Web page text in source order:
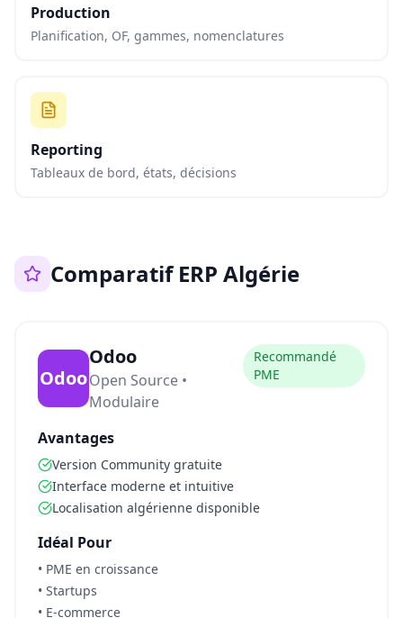
Production
Planification, OF, gammes, nomenclatures
Reporting
Tableaux de bord, états, décisions
Comparatif ERP Algérie
Odoo
Odoo
Open Source •
Modulaire
Recommandé
PME
Avantages
Version Community gratuite
Interface moderne et intuitive
Localisation algérienne disponible
Idéal Pour
• PME en croissance
• Startups
• E-commerce